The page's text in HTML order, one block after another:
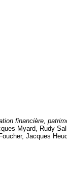
financière,
Myard, Rudy
Jacques